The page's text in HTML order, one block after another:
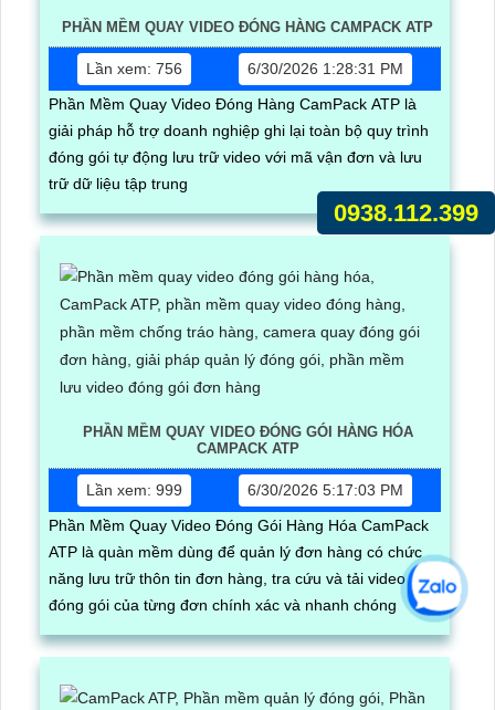
PHẦN MỀM QUAY VIDEO ĐÓNG HÀNG CAMPACK ATP
Lần xem: 756
6/30/2026 1:28:31 PM
Phần Mềm Quay Video Đóng Hàng CamPack ATP là
giải pháp hỗ trợ doanh nghiệp ghi lại toàn bộ quy trình
đóng gói tự động lưu trữ video với mã vận đơn và lưu
trữ dữ liệu tập trung
PHẦN MỀM QUAY VIDEO ĐÓNG GÓI HÀNG HÓA
CAMPACK ATP
Lần xem: 999
6/30/2026 5:17:03 PM
Phần Mềm Quay Video Đóng Gói Hàng Hóa CamPack
ATP là quàn mềm dùng để quản lý đơn hàng có chức
năng lưu trữ thôn tin đơn hàng, tra cứu và tải video
đóng gói của từng đơn chính xác và nhanh chóng
0938.112.399